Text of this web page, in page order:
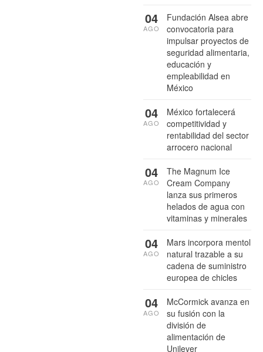
Fundación Alsea abre
convocatoria para
impulsar proyectos de
seguridad alimentaria,
educación y
empleabilidad en
México
04
AGO
México fortalecerá
competitividad y
rentabilidad del sector
arrocero nacional
04
AGO
The Magnum Ice
Cream Company
lanza sus primeros
helados de agua con
vitaminas y minerales
04
AGO
Mars incorpora mentol
natural trazable a su
cadena de suministro
europea de chicles
04
AGO
McCormick avanza en
su fusión con la
división de
alimentación de
Unilever
04
AGO